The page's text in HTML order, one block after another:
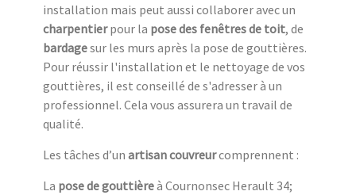
installation mais peut aussi collaborer avec un
charpentierpour la pose des fenêtres de toit, de
bardagesur les murs après la pose de gouttières.
Pour réussir l'installation et le nettoyage de vos
gouttières, il est conseillé de s'adresser à un
professionnel. Cela vous assurera un travail de
qualité.
Les tâches d’un artisan couvreurcomprennent :
La pose de gouttièreà Cournonsec Herault 34;